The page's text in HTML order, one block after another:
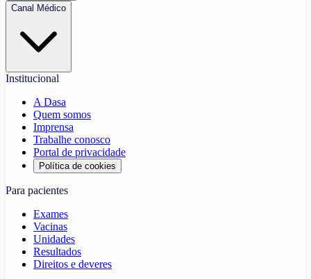
Canal Médico
Institucional
A Dasa
Quem somos
Imprensa
Trabalhe conosco
Portal de privacidade
Política de cookies
Para pacientes
Exames
Vacinas
Unidades
Resultados
Direitos e deveres